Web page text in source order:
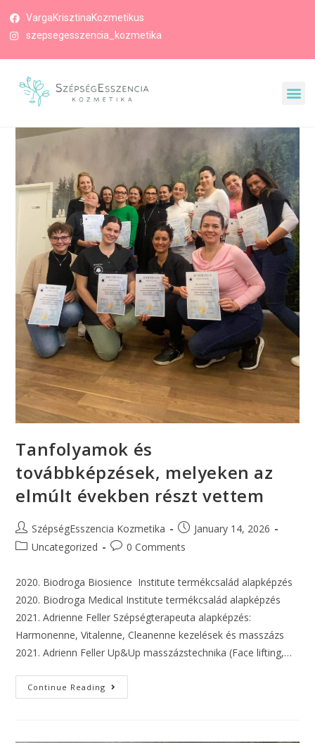
VargaKrisztinaKozmetikus
szepsegesszencia_kozmetika
Tanfolyamok és
továbbképzések, melyeken az
elmúlt években részt vettem
SzépségEsszencia Kozmetika
January 14, 2026
Uncategorized
0 Comments
2020. Biodroga Biosience Institute termékcsalád alapképzés
2020. Biodroga Medical Institute termékcsalád alapképzés
2021. Adrienne Feller Szépségterapeuta alapképzés:
Harmonenne, Vitalenne, Cleanenne kezelések és masszázs
2021. Adrienn Feller Up&Up masszázstechnika (Face lifting,…
Continue Reading